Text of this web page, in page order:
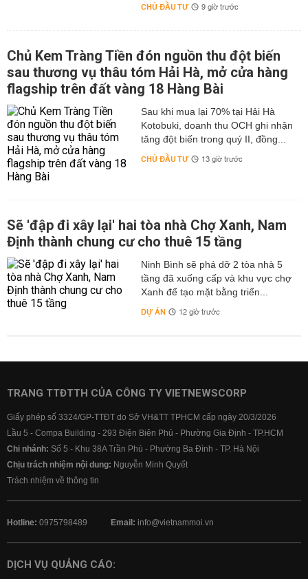
CHỦ ĐẦU TƯ 9 giờ trước
Chủ Kem Tràng Tiền đón nguồn thu đột biến
sau thương vụ thâu tóm Hải Hà, mở cửa hàng
flagship trên đất vàng 18 Hàng Bài
Sau khi mua lại 70% tại Hải Hà
Kotobuki, doanh thu OCH ghi nhận
tăng đột biến trong quý II, đồng...
CHỦ ĐẦU TƯ 13 giờ trước
Sẽ 'đập đi xây lại' hai tòa nhà Chợ Xanh, Nam
Định thành chung cư cho thuê 15 tầng
Ninh Bình sẽ phá dỡ 2 tòa nhà 5
tầng đã xuống cấp và khu vực chợ
Xanh để tạo mặt bằng triển...
DỰ ÁN 12 giờ trước
TRANG TTĐTTH CỦA CÔNG TY VIETNEWSCORP
Giấy phép số 3324/GP-TTĐT do Sở VH&TT TPHCM cấp ngày 20/3/2026
Lầu 5 - Compa Building - 293 Điện Biên Phủ - Phường Gia Định - TP.HCM
Chi nhánh: Số 5 - Khu 38A Trần Phú - Phường Ba Đình - TP. Hà Nội
Chịu trách nhiệm nội dung: Nguyễn Minh Quyết
Trách nhiệm về thông tin
Hotline: 0975798489 Email: info@vietnammoi.vn
DỊCH VỤ QUẢNG CÁO: